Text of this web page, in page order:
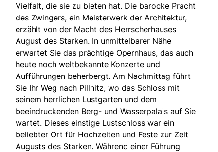
Vielfalt, die sie zu bieten hat. Die barocke Pracht
des Zwingers, ein Meisterwerk der Architektur,
erzählt von der Macht des Herrscherhauses
August des Starken. In unmittelbarer Nähe
erwartet Sie das prächtige Opernhaus, das auch
heute noch weltbekannte Konzerte und
Aufführungen beherbergt. Am Nachmittag führt
Sie Ihr Weg nach Pillnitz, wo das Schloss mit
seinem herrlichen Lustgarten und dem
beeindruckenden Berg- und Wasserpalais auf Sie
wartet. Dieses einstige Lustschloss war ein
beliebter Ort für Hochzeiten und Feste zur Zeit
Augusts des Starken. Während einer Führung